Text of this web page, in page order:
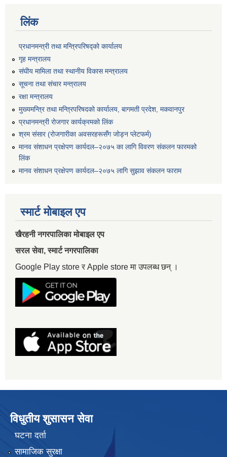
लिंक
प्रधानमन्त्री तथा मन्त्रिपरिषद्को कार्यालय
गृह मन्त्रालय
संघीय मामिला तथा स्थानीय विकास मन्त्रालय
सूचना तथा संचार मन्त्रालय
रक्षा मन्त्रालय
मुख्यमन्त्रि तथा मन्त्रिपरिषदको कार्यालय, बागमती प्रदेश, मकवानपुर
प्रधानमन्त्री रोजगार कार्यक्रमको लिंक
श्रम संसार (रोजगारीका अवसरहरूसँग जोड्न प्लेटफर्म)
मानव संशाधन प्रक्षेपण कार्यदल–२०७५ का लागि विवरण संकलन फारमको
लिंक
मानव संशाधन प्रक्षेपण कार्यदल–२०७५ लागि सुझाव संकलन फाराम
स्मार्ट मोबाइल एप
खैरहनी नगरपालिका मोबाइल एप
सरल सेवा, स्मार्ट नगरपालिका
Google Play store र Apple store मा उपलब्ध छन् ।
विधुतीय शुसासन सेवा
घटना दर्ता
सामाजिक सुरक्षा